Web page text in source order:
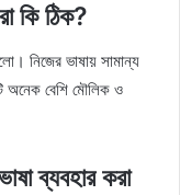
কি ঠিক?
নিজের ভাষায় সামান্য
অনেক বেশি মৌলিক ও
ব্যবহার করা